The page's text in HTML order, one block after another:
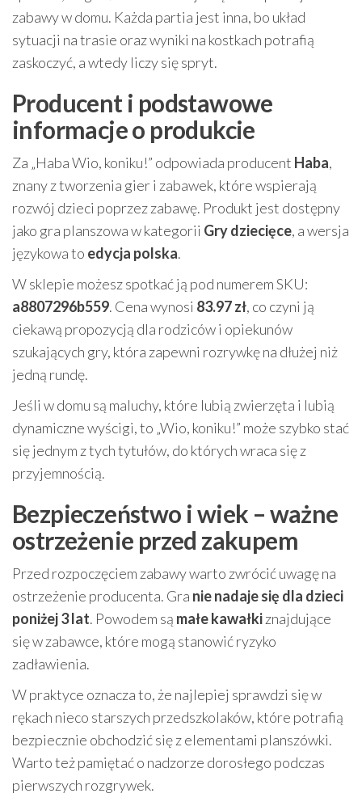
zabawy w domu. Każda partia jest inna, bo układ
sytuacji na trasie oraz wyniki na kostkach potrafią
zaskoczyć, a wtedy liczy się spryt.
Producent i podstawowe
informacje o produkcie
Za „Haba Wio, koniku!” odpowiada producent Haba,
znany z tworzenia gier i zabawek, które wspierają
rozwój dzieci poprzez zabawę. Produkt jest dostępny
jako gra planszowa w kategorii Gry dziecięce, a wersja
językowa to edycja polska.
W sklepie możesz spotkać ją pod numerem SKU:
a8807296b559. Cena wynosi 83.97 zł, co czyni ją
ciekawą propozycją dla rodziców i opiekunów
szukających gry, która zapewni rozrywkę na dłużej niż
jedną rundę.
Jeśli w domu są maluchy, które lubią zwierzęta i lubią
dynamiczne wyścigi, to „Wio, koniku!” może szybko stać
się jednym z tych tytułów, do których wraca się z
przyjemnością.
Bezpieczeństwo i wiek – ważne
ostrzeżenie przed zakupem
Przed rozpoczęciem zabawy warto zwrócić uwagę na
ostrzeżenie producenta. Gra nie nadaje się dla dzieci
poniżej 3 lat. Powodem są małe kawałkiznajdujące
się w zabawce, które mogą stanowić ryzyko
zadławienia.
W praktyce oznacza to, że najlepiej sprawdzi się w
rękach nieco starszych przedszkolaków, które potrafią
bezpiecznie obchodzić się z elementami planszówki.
Warto też pamiętać o nadzorze dorosłego podczas
pierwszych rozgrywek.